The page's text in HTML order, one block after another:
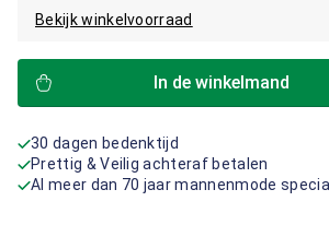
Bekijk winkelvoorraad
In de winkelmand
30 dagen bedenktijd
Prettig & Veilig achteraf betalen
Al meer dan 70 jaar mannenmode